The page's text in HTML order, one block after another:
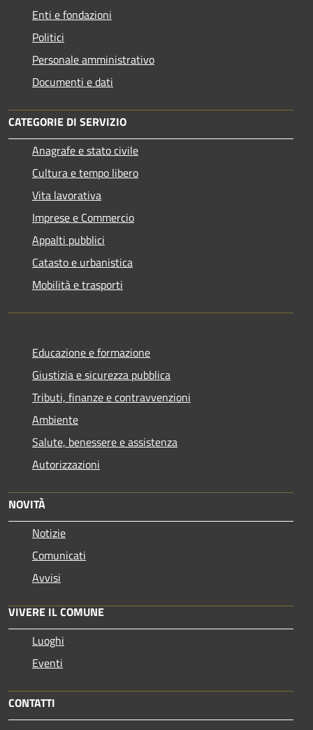
Enti e fondazioni
Politici
Personale amministrativo
Documenti e dati
CATEGORIE DI SERVIZIO
Anagrafe e stato civile
Cultura e tempo libero
Vita lavorativa
Imprese e Commercio
Appalti pubblici
Catasto e urbanistica
Mobilità e trasporti
Educazione e formazione
Giustizia e sicurezza pubblica
Tributi, finanze e contravvenzioni
Ambiente
Salute, benessere e assistenza
Autorizzazioni
NOVITÀ
Notizie
Comunicati
Avvisi
VIVERE IL COMUNE
Luoghi
Eventi
CONTATTI